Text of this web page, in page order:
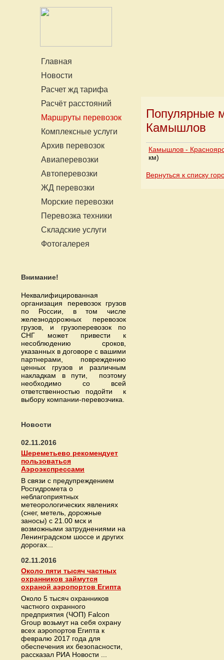
Главная
Новости
Расчет жд тарифа
Расчёт расстояний
Маршруты перевозок
Комплексные услуги
Архив перевозок
Авиаперевозки
Автоперевозки
ЖД перевозки
Морские перевозки
Перевозка техники
Складские услуги
Фотогалерея
Внимание!
Неквалифицированная
организация перевозок грузов
по России, в том числе
железнодорожных перевозок
грузов, и грузоперевозок по
СНГ может привести к
несоблюдению сроков,
указанных в договоре с вашими
партнерами, повреждению
ценных грузов и различным
накладкам в пути, поэтому
необходимо со всей
ответственностью подойти к
выбору компании-перевозчика.
Новости
02.11.2016
Шереметьево рекомендует
пользоваться
Аэроэкспрессами
В связи с предупреждением
Росгидромета о
неблагоприятных
метеорологических явлениях
(снег, метель, дорожные
заносы) с 21.00 мск и
возможными затруднениями на
Ленинградском шоссе и других
дорогах...
02.11.2016
Около пяти тысяч частных
охранников займутся
охраной аэропортов Египта
Около 5 тысяч охранников
частного охранного
предприятия (ЧОП) Falcon
Group возьмут на себя охрану
всех аэропортов Египта к
февралю 2017 года для
обеспечения их безопасности,
рассказал РИА Новости ...
Популярные
Камышлов
Камышлов -
км)
Вернуться к списку